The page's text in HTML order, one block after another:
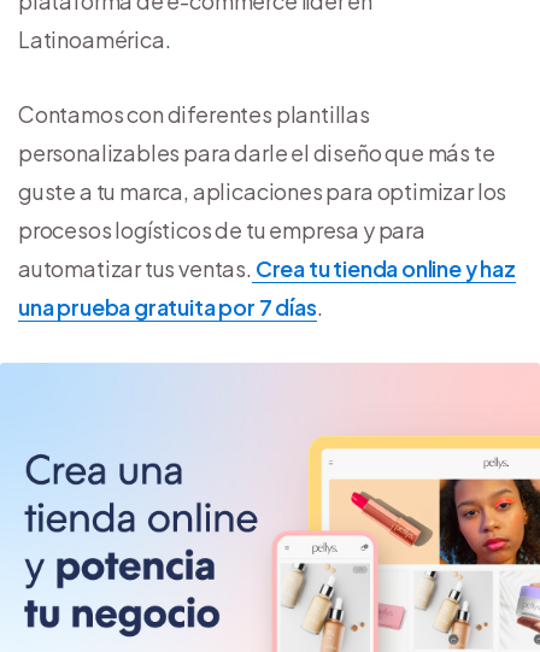
Latinoamérica.
Contamos con diferentes plantillas
personalizables para darle el diseño que más te
guste a tu marca, aplicaciones para optimizar los
procesos logísticos de tu empresa y para
automatizar tus ventas. Crea tu tienda online y haz
una prueba gratuita por 7 días.